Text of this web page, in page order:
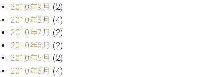
2010年9月 (2)
2010年8月 (4)
2010年7月 (2)
2010年6月 (2)
2010年5月 (2)
2010年3月 (4)